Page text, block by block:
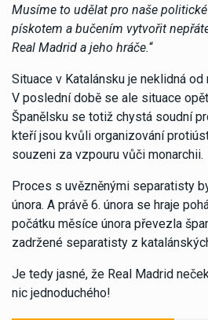
Musíme to udělat pro naše
pískotem a bučením vytvořit
Real Madrid a jeho hráče.“
Situace v Katalánsku je neklidná
V poslední době se ale situace
Španělsku se totiž chystá soudní
kteří jsou kvůli organizování
souzeni za vzpouru vůči monarchii.
Proces s uvězněnými separatisty
února. A právě 6. února se hraje
počátku měsíce února převezla
zadržené separatisty z
Je tedy jasné, že Real Madrid
nic jednoduchého!